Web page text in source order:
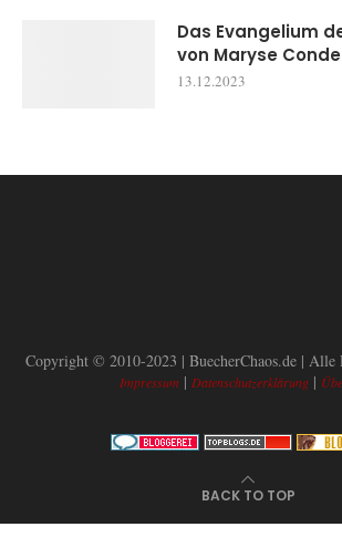
Das Evangelium
von Maryse Conde
13.12.2023
Copyright © 2010-2023 | BuecherChaos.de | Alle
Impressum | Datenschutzerklärung|
BACK TO TOP